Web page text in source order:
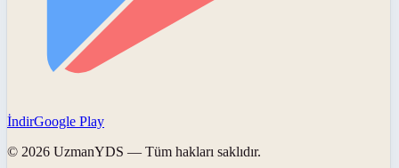
İndirGoogle Play
© 2026 UzmanYDS — Tüm hakları saklıdır.